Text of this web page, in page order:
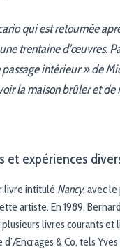
qui est retournée
trentaine d’œuvres.
intérieur » de
la maison brûler et
et expériences
livre intitulé Nancy, avec
artiste. En 1989,
livres courants et
& Co, tels